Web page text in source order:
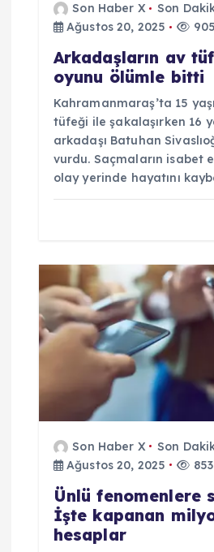
Son Haber X
Son
Ağustos 20, 2025
Arkadaşların av
oyunu ölümle bitti
Kahramanmaraş’ta 15
tüfeği ile şakalaşırken 16
arkadaşı Batuhan
vurdu. Saçmaların isabet
olay yerinde hayatını
Son Haber X
Son
Ağustos 20, 2025
Ünlü fenomenlere
İşte kapanan
hesaplar